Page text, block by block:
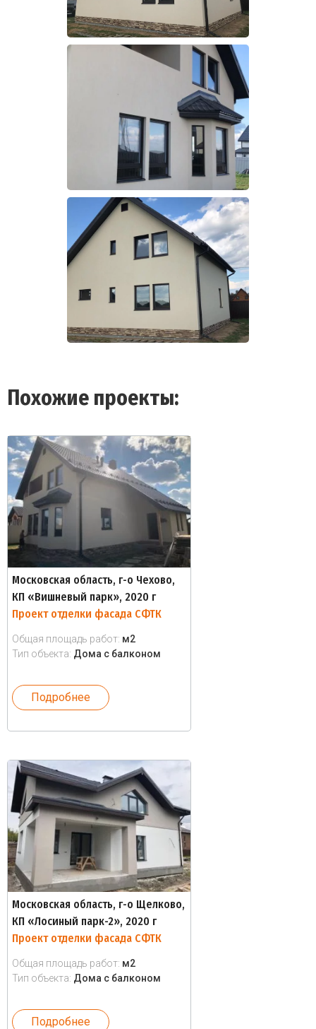
Похожие проекты:
Московская область, г-о Чехово,
КП «Вишневый парк», 2020 г
Проект отделки фасада СФТК
Общая площадь работ: м2
Тип объекта: Дома с балконом
Подробнее
Московская область, г-о Щелково,
КП «Лосиный парк-2», 2020 г
Проект отделки фасада СФТК
Общая площадь работ: м2
Тип объекта: Дома с балконом
Подробнее